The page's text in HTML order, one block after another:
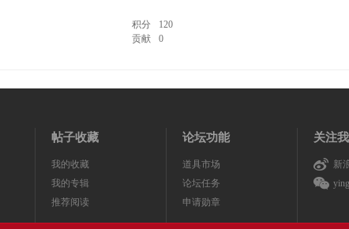
积分 120
贡献 0
帖子收藏
我的收藏
我的专辑
推荐阅读
论坛功能
道具市场
论坛任务
申请勋章
关注
新